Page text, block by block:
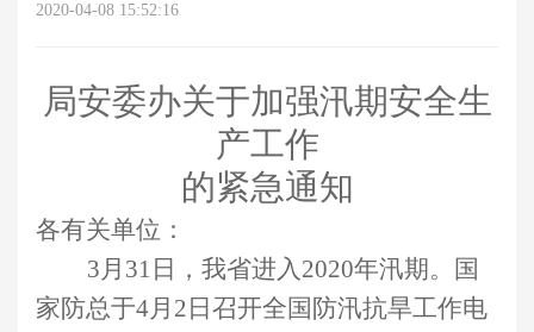
2020-04-08 15:52:16
局安委办关于加强汛期安全生
产工作
的紧急通知
各有关单位：
3月31日 ，我省进入2020年汛期。国
家防总于4月2日召开全国防汛抗旱工作电